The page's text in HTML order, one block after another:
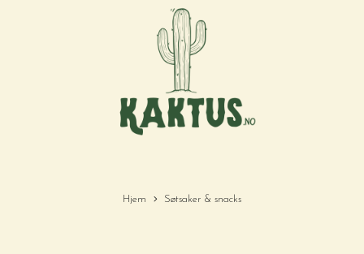
Hjem Søtsaker & snacks